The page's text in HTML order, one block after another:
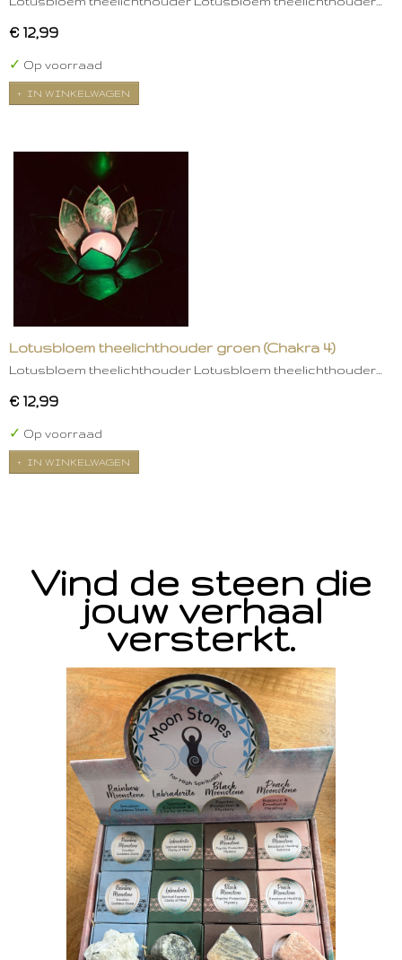
€ 12,99
✓ Op voorraad
IN WINKELWAGEN
Lotusbloem theelichthouder groen (Chakra 4)
Lotusbloem theelichthouder Lotusbloem theelichthouder…
€ 12,99
✓ Op voorraad
IN WINKELWAGEN
Vind de steen die
jouw verhaal
versterkt.